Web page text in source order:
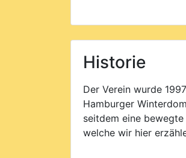
Historie
Der Verein wurde
Hamburger
seitdem eine bewegte
welche wir hier